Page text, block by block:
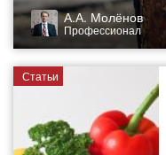
А.А. Молёнов
Профессионал
Статьи